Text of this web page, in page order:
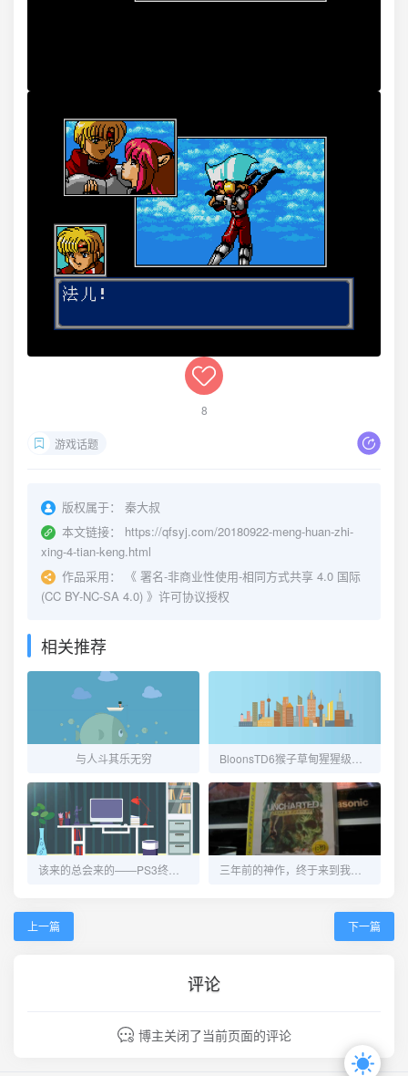
8
游戏话题
版权属于：
秦大叔
本文链接：
https://qfsyj.com/20180922-meng-huan-zhi-
xing-4-tian-keng.html
作品采用：
《 署名-非商业性使用-相同方式共享 4.0 国际
(CC BY-NC-SA 4.0) 》许可协议授权
相关推荐
与人斗其乐无穷
上一篇 下一篇
评论
博主关闭了当前页面的评论